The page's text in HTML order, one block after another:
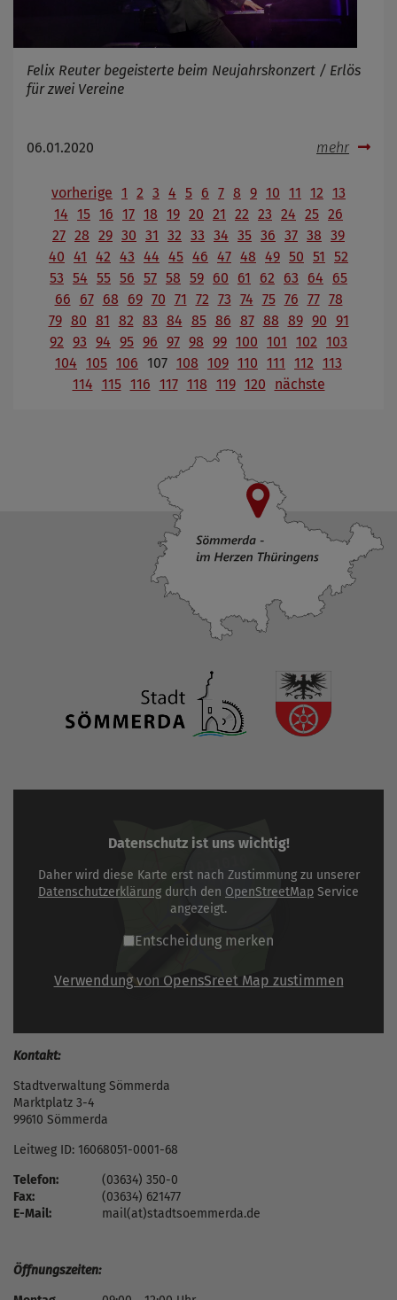
Felix Reuter begeisterte beim Neujahrskonzert / Erlös
für zwei Vereine
06.01.2020 mehr
vorherige 1 2 3 4 5 6 7 8 9 10 11 12 13
14 15 16 17 18 19 20 21 22 23 24 25 26
27 28 29 30 31 32 33 34 35 36 37 38 39
40 41 42 43 44 45 46 47 48 49 50 51
52
53 54 55 56 57 58 59 60 61 62 63 64
65
66
67 68 69 70 71 72 73 74 75 76 77 78
79 80 81 82 83 84 85 86 87 88 89 90 91
92 93 94 95 96 97 98 99 100 101 102 103
104 105 106 107 108 109 110 111 112 113
114 115 116 117 118 119 120 nächste
Datenschutz ist uns wichtig!
Daher wird diese Karte erst nach Zustimmung zu unserer
Datenschutzerklärung durch den OpenStreetMap Service
angezeigt.
Entscheidung merken
Verwendung von OpensSreet Map zustimmen
Kontakt:
Stadtverwaltung Sömmerda
Marktplatz 3-4
99610 Sömmerda
Leitweg ID: 16068051-0001-68
Telefon:
(03634) 350-0
Fax:
(03634) 621477
E-Mail:
mail(at)stadtsoemmerda.de
Öffnungszeiten: